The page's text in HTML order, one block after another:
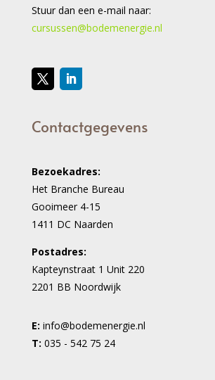
Stuur dan een e-mail naar:
cursussen@bodemenergie.nl
Contactgegevens
Bezoekadres:
Het Branche Bureau
Gooimeer 4-15
1411 DC Naarden
Postadres:
Kapteynstraat 1 Unit 220
2201 BB Noordwijk
E: info@bodemenergie.nl
T: 035 - 542 75 24